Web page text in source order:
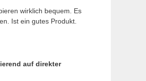
wirklich bequem. Es
Ist ein gutes Produkt.
auf direkter